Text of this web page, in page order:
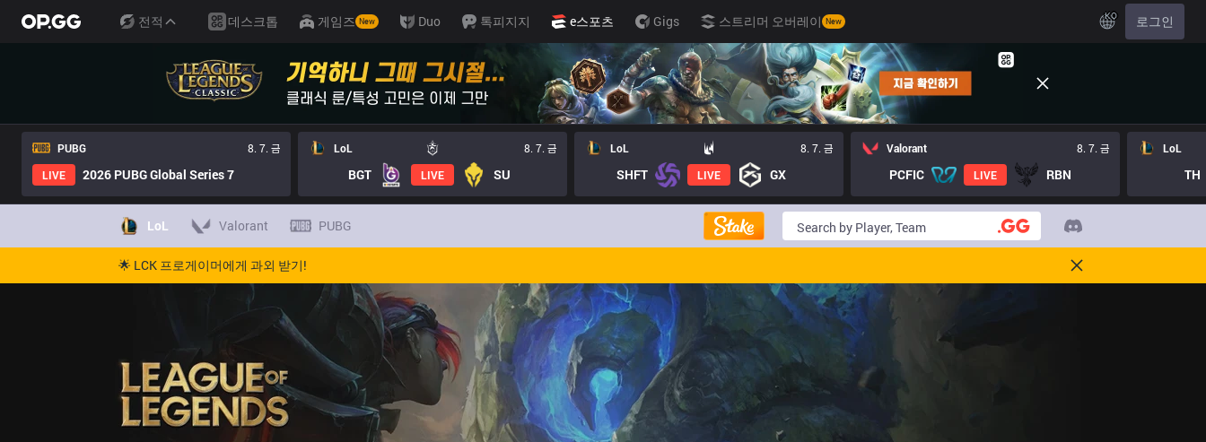
전적 데스크톱 게임즈 New Duo 톡피지지 e스포츠 Gigs 스트리머 오버레이 New KO 로그인
PUBG
8. 7. 금
LIVE
2026 PUBG Global Series 7
LoL 8. 7. 금
BGT LIVE SU
LoL 8. 7. 금
SHFT LIVE GX
Valorant 8. 7. 금
PCFIC LIVE RBN
LoL
TH
LoL Valorant PUBG
🌟 LCK 프로게이머에게 과외 받기!